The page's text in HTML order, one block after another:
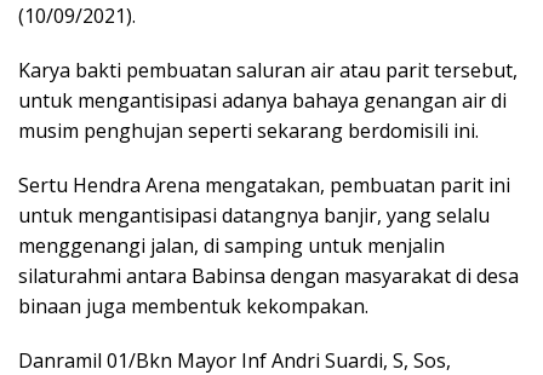
(10/09/2021).
Karya bakti pembuatan saluran air atau parit tersebut,
untuk mengantisipasi adanya bahaya genangan air di
musim penghujan seperti sekarang berdomisili ini.
Sertu Hendra Arena mengatakan, pembuatan parit ini
untuk mengantisipasi datangnya banjir, yang selalu
menggenangi jalan, di samping untuk menjalin
silaturahmi antara Babinsa dengan masyarakat di desa
binaan juga membentuk kekompakan.
Danramil 01/Bkn Mayor Inf Andri Suardi, S, Sos,